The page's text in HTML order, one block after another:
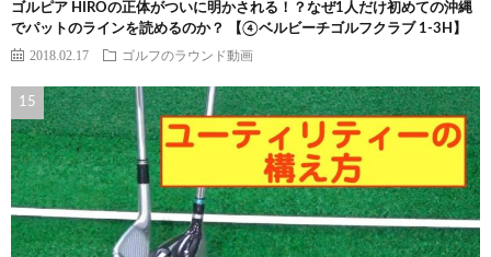
ゴルピア HIROの正体がついに明かされる！？なぜ1人だけ初めての沖縄
でパットのラインを読めるのか？ 【④ベルビーチゴルフクラブ 1-3H】
2018.02.17 ゴルフのラウンド動画